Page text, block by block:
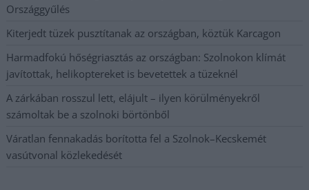
Országgyűlés
Kiterjedt tüzek pusztítanak az országban, köztük Karcagon
Harmadfokú hőségriasztás az országban: Szolnokon klímát
javítottak, helikoptereket is bevetettek a tüzeknél
A zárkában rosszul lett, elájult – ilyen körülményekről
számoltak be a szolnoki börtönből
Váratlan fennakadás borította fel a Szolnok–Kecskemét
vasútvonal közlekedését